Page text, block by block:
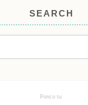
SEARCH
Ponco tu